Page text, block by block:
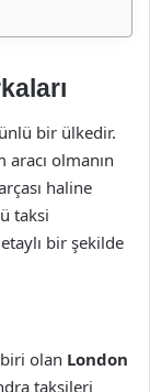
bir ülkedir.
aracı olmanın
haline
taksi
bir şekilde
olan London
taksileri